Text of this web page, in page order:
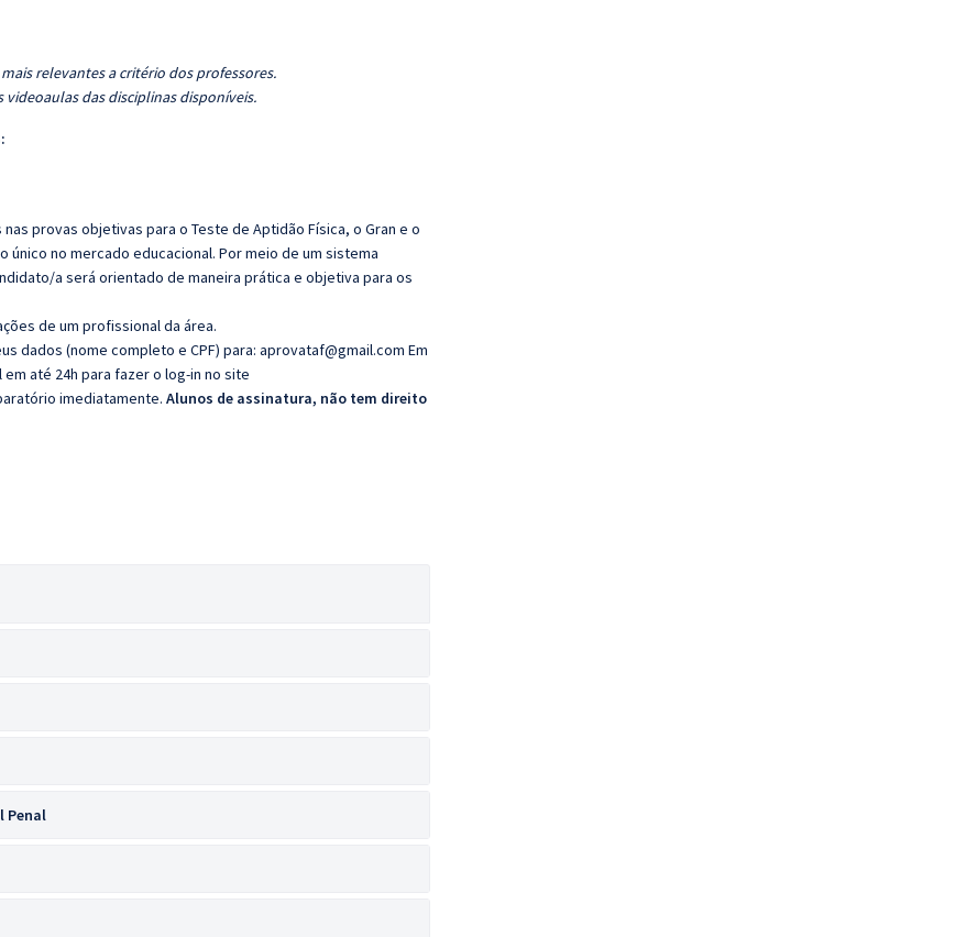
relevantes a critério dos professores.
das disciplinas disponíveis.
provas objetivas para o Teste de Aptidão Física, o Gran e o
único no mercado educacional. Por meio de um sistema
a será orientado de maneira prática e objetiva para os
de um profissional da área.
dados (nome completo e CPF) para: aprovataf@gmail.com Em
até 24h para fazer o log-in no site
imediatamente. Alunos de assinatura, não tem direito
Penal